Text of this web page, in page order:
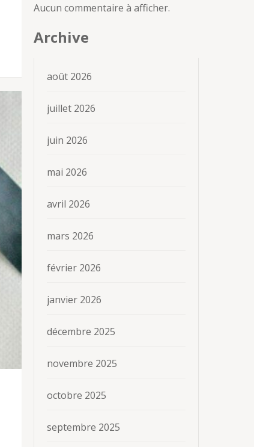
Aucun commentaire à afficher.
Archive
août 2026
juillet 2026
juin 2026
mai 2026
avril 2026
mars 2026
février 2026
janvier 2026
décembre 2025
novembre 2025
octobre 2025
septembre 2025